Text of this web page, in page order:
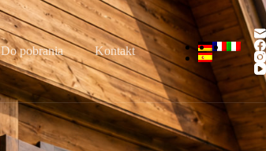
Do pobrania Kontakt